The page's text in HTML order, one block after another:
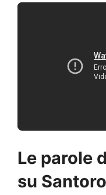
Le parole
su Santoro